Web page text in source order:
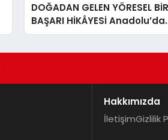
DOĞADAN GELEN YÖRESEL BİR
BAŞARI HİKÂYESİ
Çıkan Güçlü Bir Başarı
Hakkımızda
İletişimGizlilik